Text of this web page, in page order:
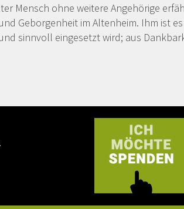
Mensch ohne weitere Angehörige
Geborgenheit im Altenheim. Ihm ist
sinnvoll eingesetzt wird; aus